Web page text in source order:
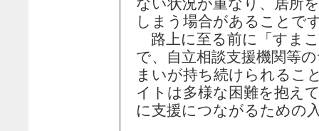
ない状況が重なり、居所
しまう場合があることで
路上に至る前に「すま
で、自立相談支援機関等
まいが持ち続けられるこ
イトは多様な困難を抱え
に支援につながるための